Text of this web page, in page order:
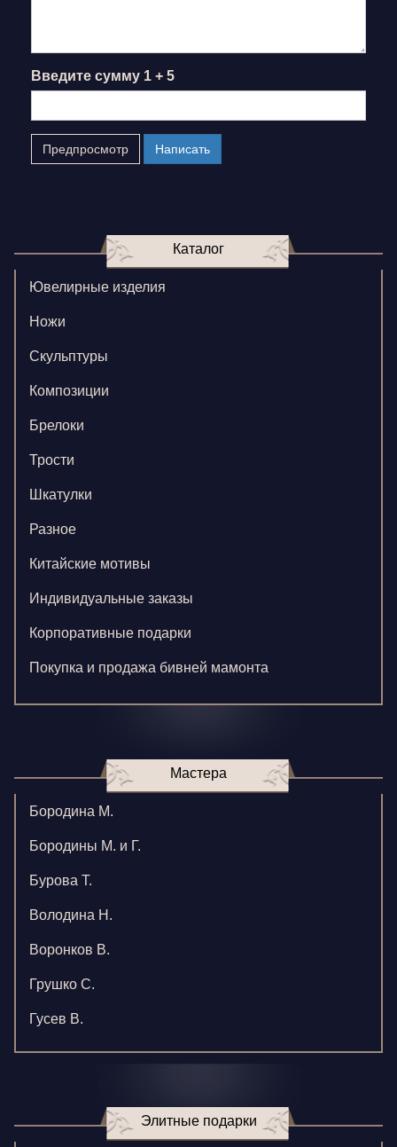
Введите сумму 1 + 5
Каталог
Ювелирные изделия
Ножи
Скульптуры
Композиции
Брелоки
Трости
Шкатулки
Разное
Китайские мотивы
Индивидуальные заказы
Корпоративные подарки
Покупка и продажа бивней мамонта
Мастера
Бородина М.
Бородины М. и Г.
Бурова Т.
Володина Н.
Воронков В.
Грушко С.
Гусев В.
Зверева В.
Кормилицына Е. Элитные подарки